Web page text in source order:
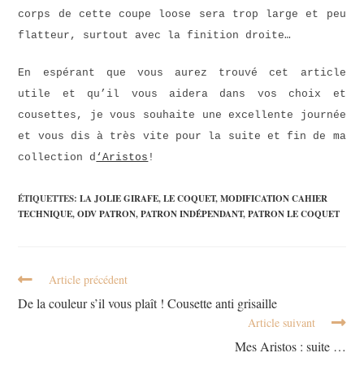
corps de cette coupe loose sera trop large et peu
flatteur, surtout avec la finition droite…
En espérant que vous aurez trouvé cet article
utile et qu’il vous aidera dans vos choix et
cousettes, je vous souhaite une excellente journée
et vous dis à très vite pour la suite et fin de ma
collection d ‘Aristos !
ÉTIQUETTES:LA JOLIE GIRAFE, LE COQUET, MODIFICATION CAHIER
TECHNIQUE, ODV PATRON, PATRON INDÉPENDANT, PATRON LE COQUET
Article précédent
De la couleur s’il vous plaît ! Cousette anti grisaille
Article suivant
Mes Aristos : suite …